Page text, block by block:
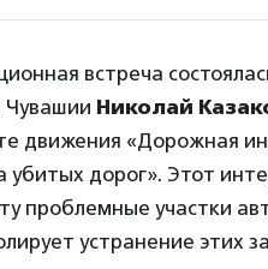
встреча
Николай
движения «Дорожная
убитых дорог». Этот
проблемные участки
устранение этих